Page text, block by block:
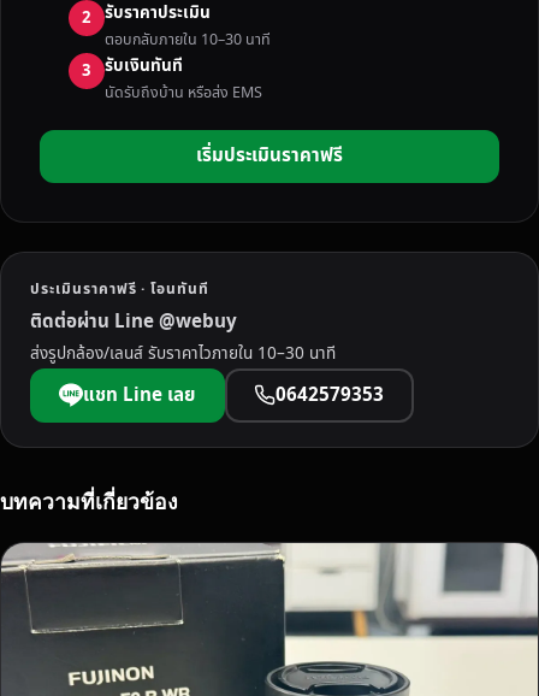
2 รับราคาประเมิน
ตอบกลับภายใน 10–30 นาที
3 รับเงินทันที
นัดรับถึงบ้าน หรือส่ง EMS
เริ่มประเมินราคาฟรี
ประเมินราคาฟรี · โอนทันที
ติดต่อผ่าน Line @webuy
ส่งรูปกล้อง/เลนส์ รับราคาไวภายใน 10–30 นาที
แชท Line เลย 0642579353
บทความที่เกี่ยวข้อง